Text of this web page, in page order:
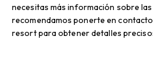
necesitas más información sobre
recomendamos ponerte en
resort para obtener detalles